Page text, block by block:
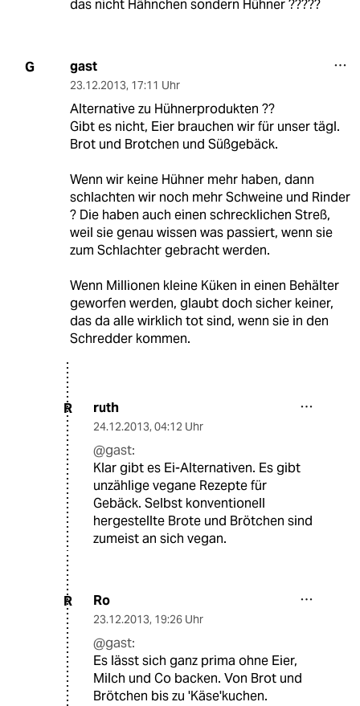
das nicht Hähnchen sondern Hühner ?????
G gast
23.12.2013, 17:11 Uhr
Alternative zu Hühnerprodukten ??
Gibt es nicht, Eier brauchen wir für unser tägl.
Brot und Brotchen und Süßgebäck.
Wenn wir keine Hühner mehr haben, dann
schlachten wir noch mehr Schweine und Rinder
? Die haben auch einen schrecklichen Streß,
weil sie genau wissen was passiert, wenn sie
zum Schlachter gebracht werden.
Wenn Millionen kleine Küken in einen Behälter
geworfen werden, glaubt doch sicher keiner,
das da alle wirklich tot sind, wenn sie in den
Schredder kommen.
R ruth
24.12.2013, 04:12 Uhr
@gast:
Klar gibt es Ei-Alternativen. Es gibt
unzählige vegane Rezepte für
Gebäck. Selbst konventionell
hergestellte Brote und Brötchen sind
zumeist an sich vegan.
R Ro
23.12.2013, 19:26 Uhr
@gast:
Es lässt sich ganz prima ohne Eier,
Milch und Co backen. Von Brot und
Brötchen bis zu 'Käse'kuchen.